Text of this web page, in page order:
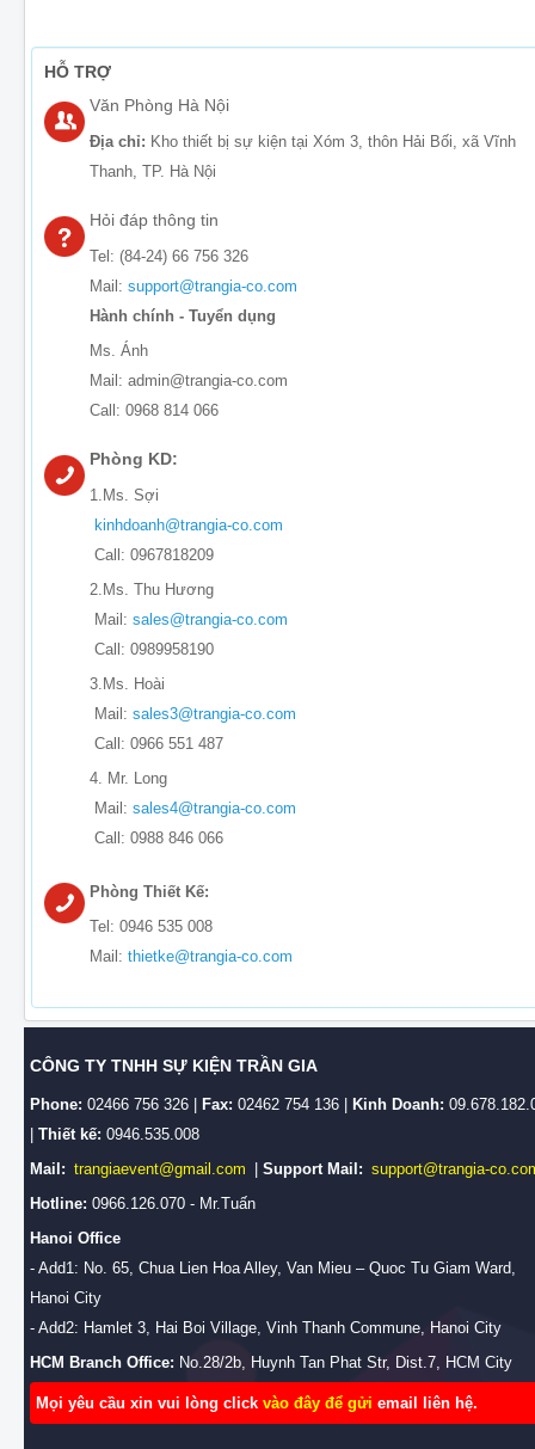
HỖ TRỢ
Văn Phòng Hà Nội
Địa chỉ: Kho thiết bị sự kiện tại Xóm 3, thôn Hải Bối, xã Vĩnh
Thanh, TP. Hà Nội
Hỏi đáp thông tin
Tel: (84-24) 66 756 326
Mail: support@trangia-co.com
Hành chính - Tuyển dụng
Ms. Ánh
Mail: admin@trangia-co.com
Call: 0968 814 066
Phòng KD:
1.Ms. Sợi
kinhdoanh@trangia-co.com
Call: 0967818209
2.Ms. Thu Hương
Mail: sales@trangia-co.com
Call: 0989958190
3.Ms. Hoài
Mail: sales3@trangia-co.com
Call: 0966 551 487
4. Mr. Long
Mail: sales4@trangia-co.com
Call: 0988 846 066
Phòng Thiết Kế:
Tel: 0946 535 008
Mail: thietke@trangia-co.com
CÔNG TY TNHH SỰ KIỆN TRẦN GIA
Phone: 02466 756 326 | Fax: 02462 754 136 | Kinh Doanh:
Thiết kế: 0946.535.008
Mail: trangiaevent@gmail.com Support Mail: support@trangia-
Hotline: 0966.126.070 - Mr.Tuấn
Hanoi Office
- Add1: No. 65, Chua Lien Hoa Alley, Van Mieu – Quoc Tu Giam Ward,
Hanoi City
- Add2: Hamlet 3, Hai Boi Village, Vinh Thanh Commune, Hanoi City
HCM Branch Office: No.28/2b, Huynh Tan Phat Str, Dist.7, HCM City
Mọi yêu cầu xin vui lòng click vào đây để gửi email liên hệ.